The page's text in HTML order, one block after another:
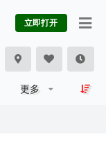
立即打开
更多